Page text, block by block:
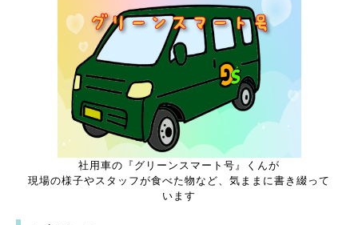
社用車の『グリーンスマート号』くんが
現場の様子やスタッフが食べた物など、 気ままに書き綴って
います